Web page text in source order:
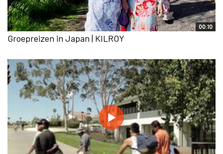
00:10
Groepreizen in Japan | KILROY